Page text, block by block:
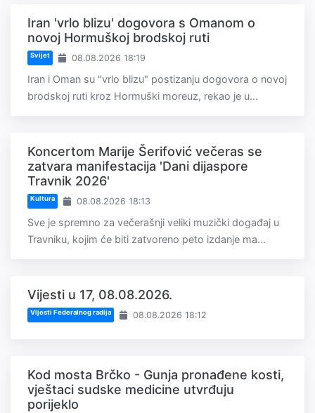
Iran 'vrlo blizu' dogovora s Omanom o
novoj Hormuškoj brodskoj ruti
Svijet 08.08.2026 18:19
Iran i Oman su "vrlo blizu" postizanju dogovora o novoj
brodskoj ruti kroz Hormuški moreuz, rekao je u...
Koncertom Marije Šerifović večeras se
zatvara manifestacija 'Dani dijaspore
Travnik 2026'
Kultura 08.08.2026 18:13
Sve je spremno za večerašnji veliki muzički događaj u
Travniku, kojim će biti zatvoreno peto izdanje ma...
Vijesti u 17, 08.08.2026.
Vijesti Federalnog radija 08.08.2026 18:12
Kod mosta Brčko - Gunja pronađene kosti,
vještaci sudske medicine utvrđuju
porijeklo